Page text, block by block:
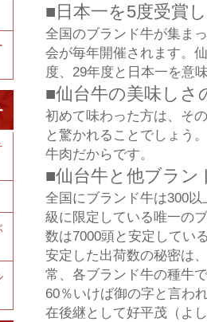
■日本一を5度受賞
全国のブランド牛が集ま
会が毎年開催されます。
度、29年度と日本一を意
■仙台牛の美味しさ
初めて味わった方は、そ
と驚かれることでしょう
牛肉だからです。
■仙台牛と他ブラン
全国にブランド牛は300
級に限定している唯一の
数は7000頭と安定してい
安定した出荷数の秘密は
常、各ブランド牛の種牛
60％いけば御の字と言わ
在後継として好平茂（よ